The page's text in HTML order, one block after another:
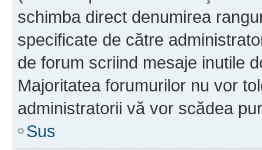
schimba direct denumirea
specificate de către
de forum scriind mesaje inutile
Majoritatea forumurilor nu vor
administratorii vă vor scădea
Sus